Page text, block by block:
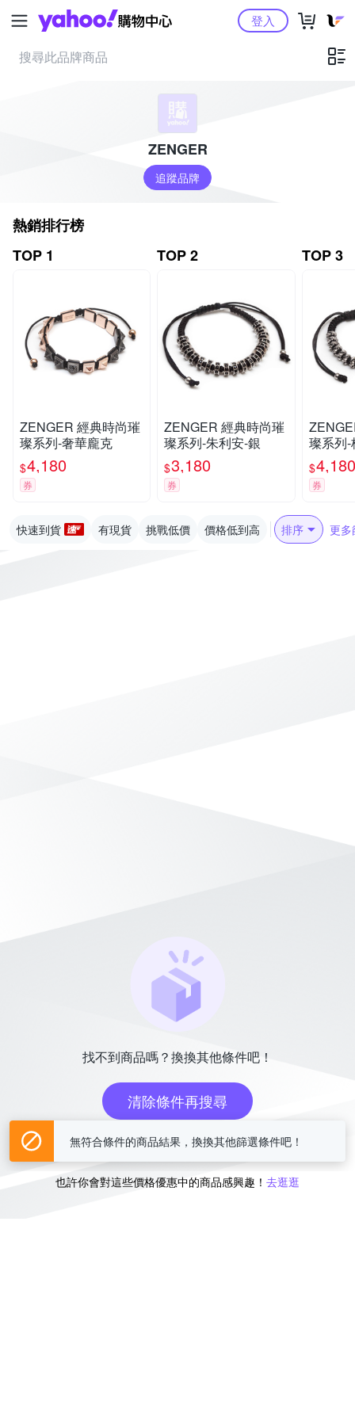
Yahoo購物中心登入
ZENGER
追蹤品牌
熱銷排行榜
TOP 1
ZENGER 經典時尚璀
璨系列-奢華龐克
$4,180
券
TOP 2
ZENGER 經典時尚璀
璨系列-朱利安-銀
$3,180
券
TOP 3
ZENGER 經典
璨系列-
$4,180
券
快速到貨 有現貨 挑戰低價 價格低到高 排序 更多
找不到商品嗎？換換其他條件吧！
清除條件再搜尋
或
也許你會對這些價格優惠中的商品感興趣！ 去逛逛
無符合條件的商品結果，換換其他篩選條件吧！